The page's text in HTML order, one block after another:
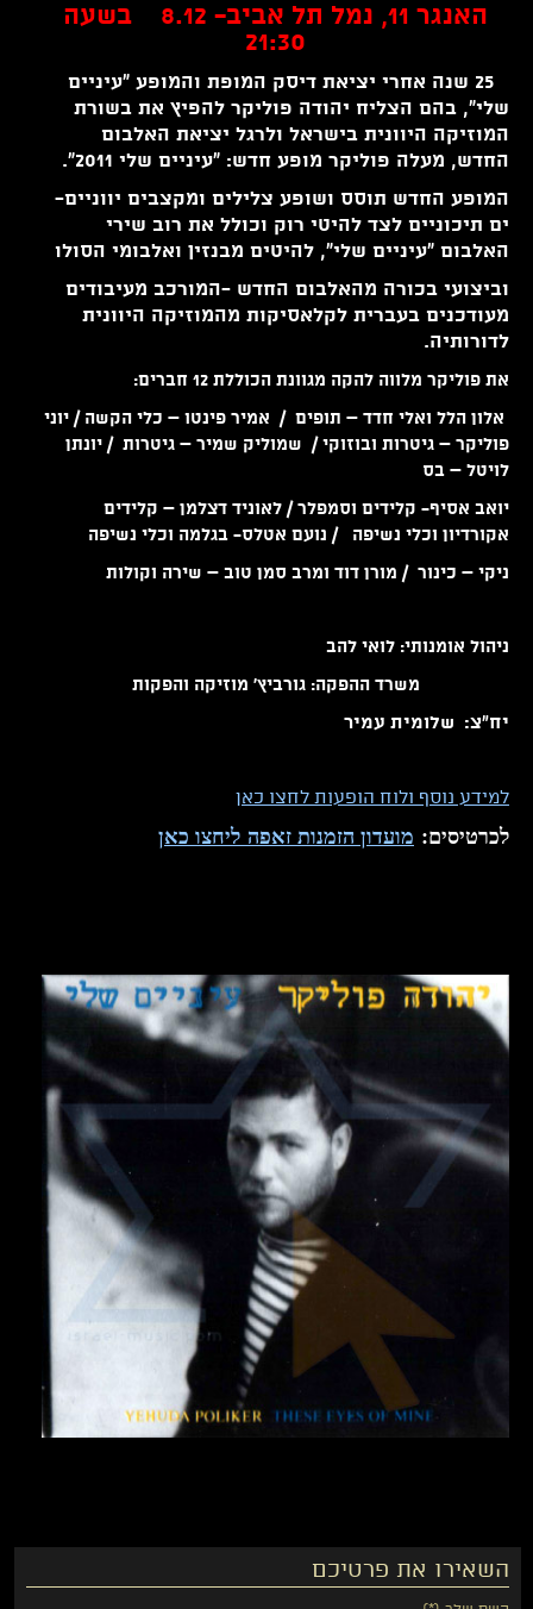
האנגר 11, נמל תל אביב- 8.12 בשעה
21:30
25 שנה אחרי יציאת דיסק המופת והמופע
"עיניים
שלי", בהם הצליח יהודה פוליקר להפיץ את בשורת
המוזיקה היוונית בישראל ולרגל יציאת האלבום
החדש, מעלה פוליקר מופע חדש: "עיניים שלי 2011".
המופע החדש תוסס ושופע צלילים ומקצבים יווניים-
ים תיכוניים לצד להיטי רוק וכולל את רוב שירי
האלבום "עיניים שלי", להיטים מבנזין ואלבומי הסולו
וביצועי בכורה מהאלבום החדש -המורכב מעיבודים
מעודכנים בעברית לקלאסיקות מהמוזיקה היוונית
לדורותיה.
את פוליקר מלווה להקה מגוונת הכוללת 12 חברים:
אלון הלל ואלי חדד – תופים / אמיר פינטו – כלי הקשה / יוני
פוליקר – גיטרות ובוזוקי / שמוליק שמיר – גיטרות / יונתן
לויטל – בס
יואב אסיף- קלידים וסמפלר / לאוניד דצלמן – קלידים
אקורדיון וכלי נשיפה / נועם אטלס- בגלמה וכלי נשיפה
ניקי – כינור / מורן דוד ומרב סמן טוב – שירה וקולות
ניהול אומנותי: לואי להב
משרד ההפקה: גורביץ' מוזיקה והפקות
יח"צ: שלומית עמיר
למידע נוסף ולוח הופעות לחצו כאן
לכרטיסים: מועדון הזמנות זאפה ליחצו כאן
השאירו את פרטיכם